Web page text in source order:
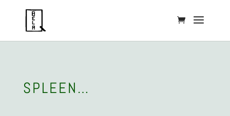
SPLEEN…